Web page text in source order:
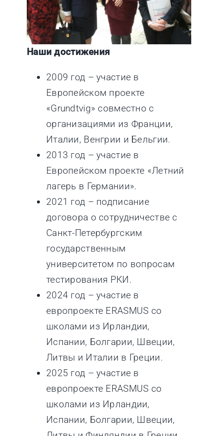
Наши достижения
2009 год – участие в
Европейском проекте
«Grundtvig» совместно с
организациями из Франции,
Италии, Венгрии и Бельгии.
2013 год – участие в
Европейском проекте «Летний
лагерь в Германии».
2021 год – подписание
договора о сотрудничестве с
Санкт-Петербургским
государственным
университетом по вопросам
тестирования РКИ.
2024 год – участие в
европроекте ERASMUS со
школами из Ирландии,
Испании, Болгарии, Швеции,
Литвы и Италии в Греции.
2025 год – участие в
европроекте ERASMUS со
школами из Ирландии,
Испании, Болгарии, Швеции,